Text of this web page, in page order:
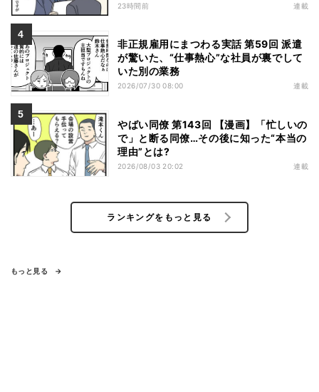
23時間前 連載
非正規雇用にまつわる実話 第59回 派遣
が驚いた、“仕事熱心”な社員が裏でして
いた別の業務
2026/07/30 08:00 連載
やばい同僚 第143回 【漫画】「忙しいの
で」と断る同僚…その後に知った“本当の
理由”とは?
2026/08/03 20:02 連載
ランキングをもっと見る
もっと見る